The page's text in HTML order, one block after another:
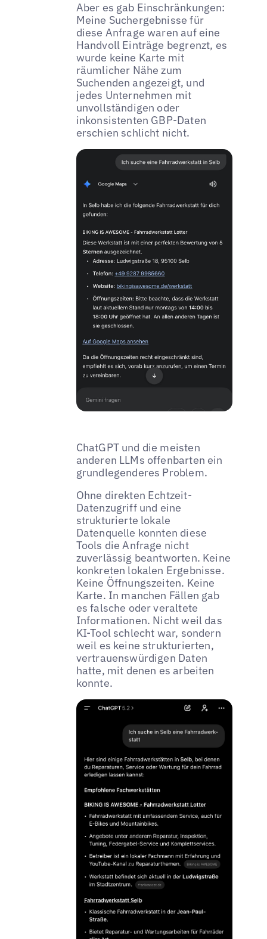
Aber es gab Einschränkungen:
Meine Suchergebnisse für
diese Anfrage waren auf eine
Handvoll Einträge begrenzt, es
wurde keine Karte mit
räumlicher Nähe zum
Suchenden angezeigt, und
jedes Unternehmen mit
unvollständigen oder
inkonsistenten GBP-Daten
erschien schlicht nicht.
ChatGPT und die meisten
anderen LLMs offenbarten ein
grundlegenderes Problem.
Ohne direkten Echtzeit-
Datenzugriff und eine
strukturierte lokale
Datenquelle konnten diese
Tools die Anfrage nicht
zuverlässig beantworten. Keine
konkreten lokalen Ergebnisse.
Keine Öffnungszeiten. Keine
Karte. In manchen Fällen gab
es falsche oder veraltete
Informationen. Nicht weil das
KI-Tool schlecht war, sondern
weil es keine strukturierten,
vertrauenswürdigen Daten
hatte, mit denen es arbeiten
konnte.